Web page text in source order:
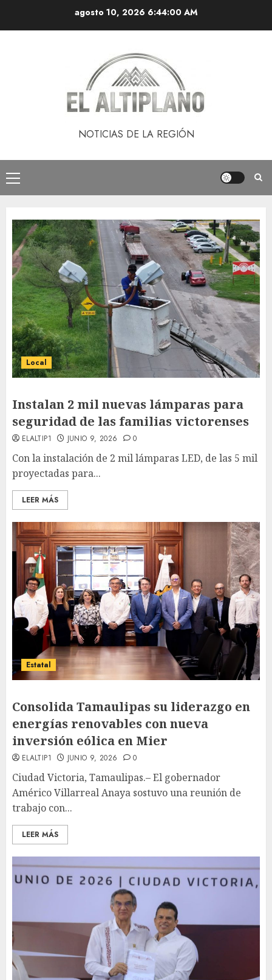
agosto 10, 20266:44:01 AM
NOTICIAS DE LA REGIÓN
Menú
principal
Local
Instalan 2 mil nuevas lámparas para
seguridad de las familias victorenses
ELALTIP1 JUNIO 9, 2026 0
Con la instalación de 2 mil lámparas LED, de las 5 mil
proyectadas para...
LEER MÁS
Estatal
Consolida Tamaulipas su liderazgo en
energías renovables con nueva
inversión eólica en Mier
ELALTIP1 JUNIO 9, 2026 0
Ciudad Victoria, Tamaulipas.– El gobernador
Américo Villarreal Anaya sostuvo una reunión de
trabajo con...
LEER MÁS